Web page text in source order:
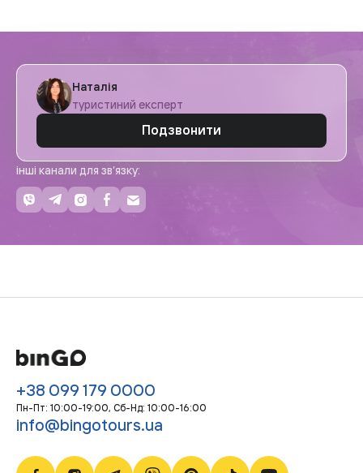
Наталія
туристиний експерт
Подзвонити
інші канали для зв’язку:
+38 099 179 0000
Пн-Пт: 10:00-19:00, Сб-Нд: 10:00-16:00
info@bingotours.ua